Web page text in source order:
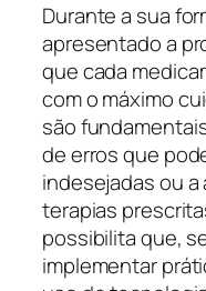
Durante a sua
apresentado a
que cada
com o máximo
são
de erros que
indesejadas ou
terapias
possibilita que,
implementar